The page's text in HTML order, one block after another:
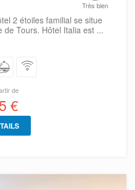
Très bien
2 étoiles familial se situe
Tours. Hôtel Italia est ...
de
€